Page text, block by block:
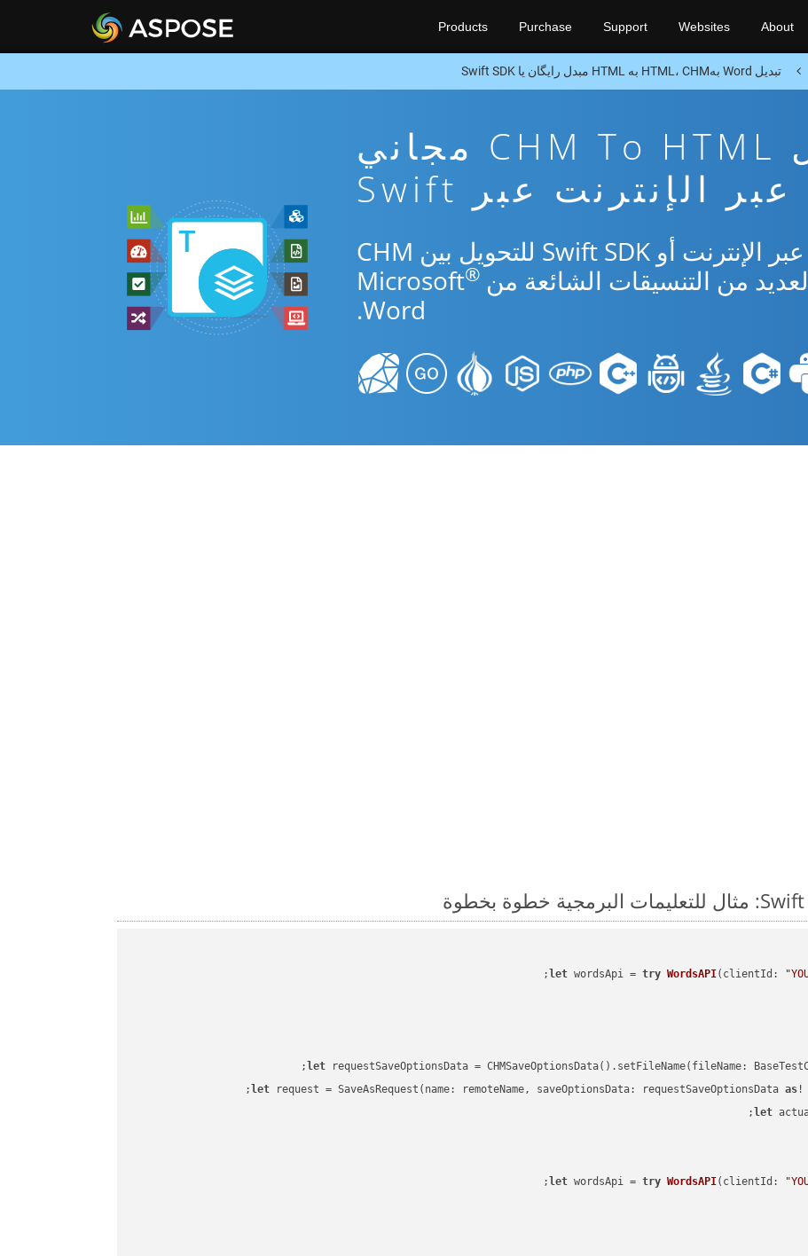
Products Purchase Support Websites About
تبدیل Word بهHTML، CHM به HTML مبدل رایگان یا Swift SDK
تطبيق تحويل CHM To HTML مجاني
عبر الإنترنت عبر Swift
استخدم التطبيق المجاني عبر الإنترنت أو Swift SDK للتحويل بين CHM
®
Word.
let wordsApi = try WordsAPI( clientId:
;
let requestSaveOptionsData = CHMSaveOptionsData().setFileName(fileName:
let request = SaveAsRequest(name: remoteName, saveOptionsData: requestSaveOptionsData as!
let
let wordsApi = try WordsAPI( clientId:
;